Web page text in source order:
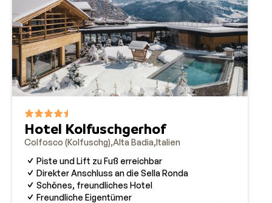
Hotel Kolfuschgerhof
Colfosco (Kolfuschg) Alta Badia Italien
Piste und Lift zu Fuß erreichbar
Direkter Anschluss an die Sella Ronda
Schönes, freundliches Hotel
Freundliche Eigentümer